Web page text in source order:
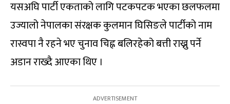
यसअघि पार्टी एकताको लागि पटकपटक भएका छलफलमा
उज्यालो नेपालका संरक्षक कुलमान घिसिङले पार्टीको नाम
रास्वपा नै रहने भए चुनाव चिह्न बलिरहेको बत्ती राख्नु पर्ने
अडान राख्दै आएका थिए ।